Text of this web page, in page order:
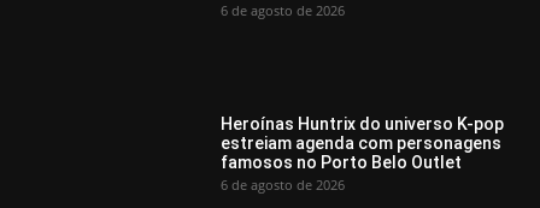
6 de agosto de 2026
Heroínas Huntrix do universo K-pop
estreiam agenda com personagens
famosos no Porto Belo Outlet
6 de agosto de 2026